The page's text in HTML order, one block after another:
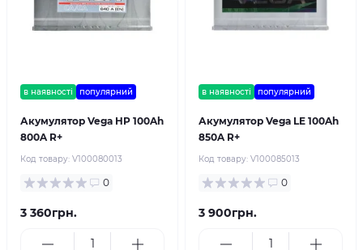
в наявності популярний
Акумулятор Vega HP 100Ah
800A R+
Код товару: V100080013
0
3 360грн.
в наявності популярний
Акумулятор Vega LE 100Ah
850A R+
Код товару: V100085013
0
3 900грн.